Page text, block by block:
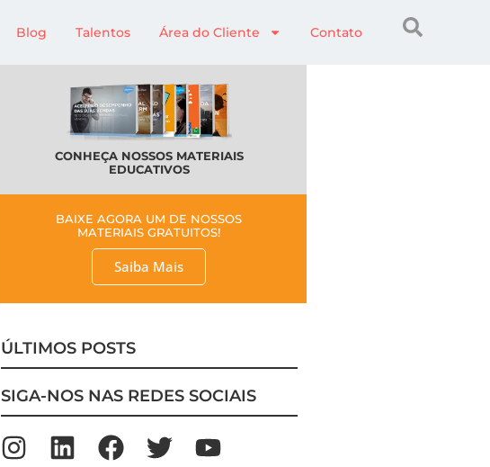
Blog Talentos Área do Cliente Contato
CONHEÇA NOSSOS MATERIAIS
EDUCATIVOS
BAIXE AGORA UM DE NOSSOS
MATERIAIS GRATUITOS!
Saiba Mais
ÚLTIMOS POSTS
SIGA-NOS NAS REDES SOCIAIS